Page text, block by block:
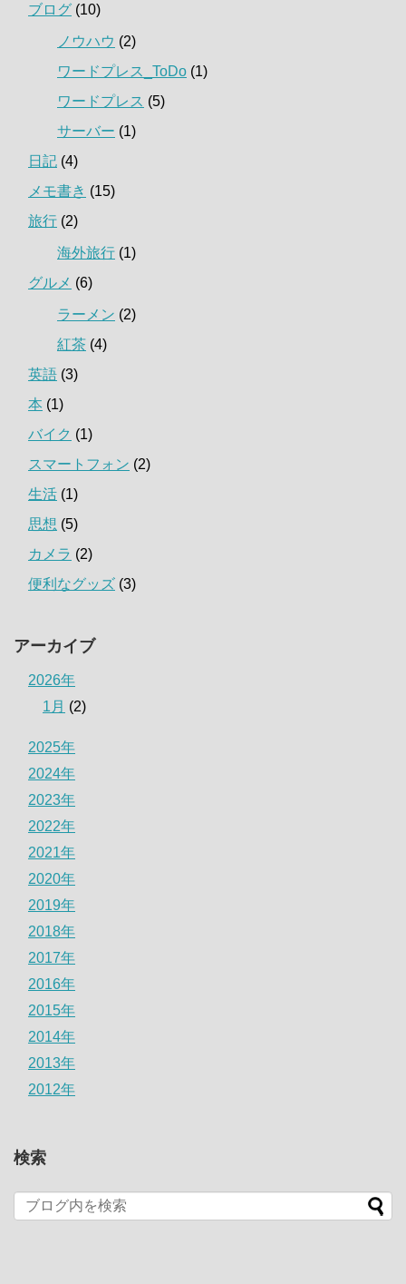
ブログ (10)
ノウハウ (2)
ワードプレス_ToDo (1)
ワードプレス (5)
サーバー (1)
日記 (4)
メモ書き (15)
旅行 (2)
海外旅行 (1)
グルメ (6)
ラーメン (2)
紅茶 (4)
英語 (3)
本 (1)
バイク (1)
スマートフォン (2)
生活 (1)
思想 (5)
カメラ (2)
便利なグッズ (3)
アーカイブ
2026年
1月 (2)
2025年
2024年
2023年
2022年
2021年
2020年
2019年
2018年
2017年
2016年
2015年
2014年
2013年
2012年
検索